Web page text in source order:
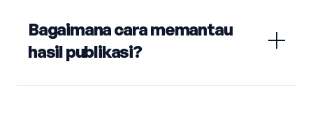
Bagaimana cara memantau
hasil publikasi?